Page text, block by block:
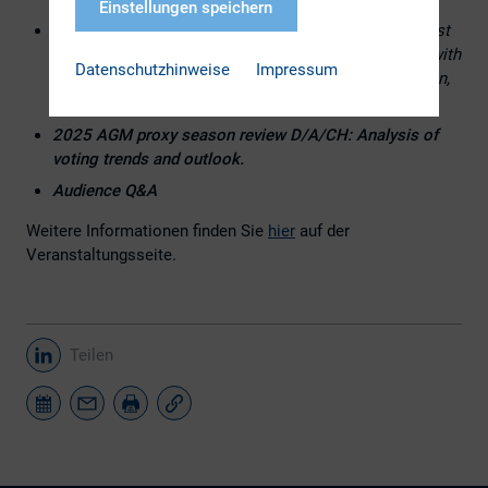
Engaging with Vanguard Investment Stewardship:
Best
practices for corporations regarding how to engage with
Vanguard’s Investment Stewardship team – how, when,
2025 AGM proxy season review D/A/CH: Analysis of
voting trends and outlook.
Audience Q&A
Weitere Informationen finden Sie hier auf der
Veranstaltungsseite.
Teilen
Einstellungen speichern
Datenschutzhinweise Impressum